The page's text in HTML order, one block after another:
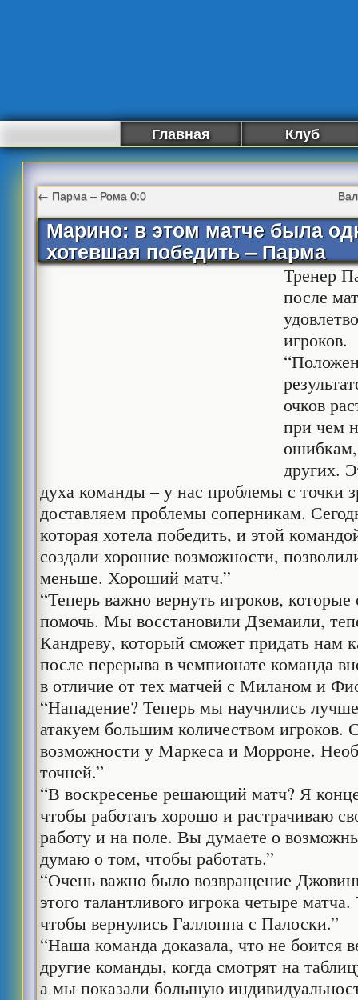
Главная Клуб
← Парма – Рома 0:0
Марино: в этом матче была
хотевшая победить – Парма
Тренер
после
игроков.
очков
при чем
других.
духа команды – у нас проблемы с точки
доставляем проблемы соперникам.
которая хотела победить, и этой
создали хорошие возможности,
меньше. Хороший матч.”
“Теперь важно вернуть игроков,
помочь. Мы восстановили Дземаили,
Кандреву, который сможет придать нам
после перерыва в чемпионате команда
в отличие от тех матчей с Миланом и
“Нападение? Теперь мы научились
атакуем большим количеством игроков.
возможности у Маркеса и Морроне.
точней.”
“В воскресенье решающий матч? Я
чтобы работать хорошо и растрачиваю
работу и на поле. Вы думаете о
думаю о том, чтобы работать.”
“Очень важно было возвращение
этого талантливого игрока четыре
чтобы вернулись Галлоппа с Палоски.”
“Наша команда доказала, что не боится
другие команды, когда смотрят на
а мы показали большую